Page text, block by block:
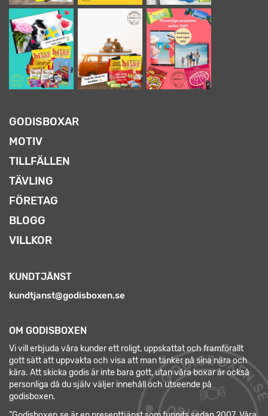
GODISBOXAR
MOTIV
TILLFÄLLEN
TÄVLING
FÖRETAG
BLOGG
VILLKOR
KUNDTJÄNST
kundtjanst@godisboxen.se
OM GODISBOXEN
Vi vill erbjuda våra kunder ett roligt, uppskattat och framförallt
gott sätt att uppvakta och visa att man tänker på sina nära och
kära. Att skicka godis är inte bara gott, utan våra boxar är också
personliga då du själv väljer innehåll och utseende på
godisboxen.